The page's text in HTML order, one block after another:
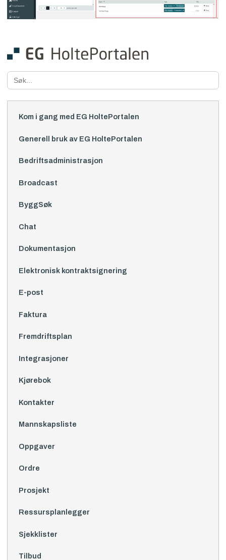
Search
for:
Kom i gang med EG HoltePortalen
Generell bruk av EG HoltePortalen
Bedriftsadministrasjon
Broadcast
ByggSøk
Chat
Dokumentasjon
Elektronisk kontraktsignering
E-post
Faktura
Fremdriftsplan
Integrasjoner
Kjørebok
Kontakter
Mannskapsliste
Oppgaver
Ordre
Prosjekt
Ressursplanlegger
Sjekklister
Tilbud